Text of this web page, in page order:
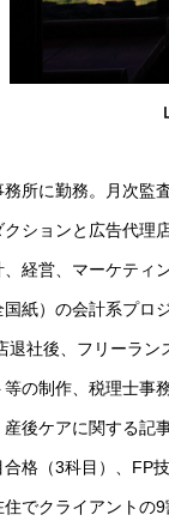
所に勤務。月次監
ションと広告代理
経営、マーケティ
紙）の会計系プロ
退社後、フリーラ
等の制作、税理士事
後ケアに関する記
格（3科目）、FP
住でクライアントの